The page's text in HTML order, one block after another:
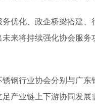
化、政企桥梁搭建、
来将持续强化协会服
行业协会分别与广东
产业链上下游协同发